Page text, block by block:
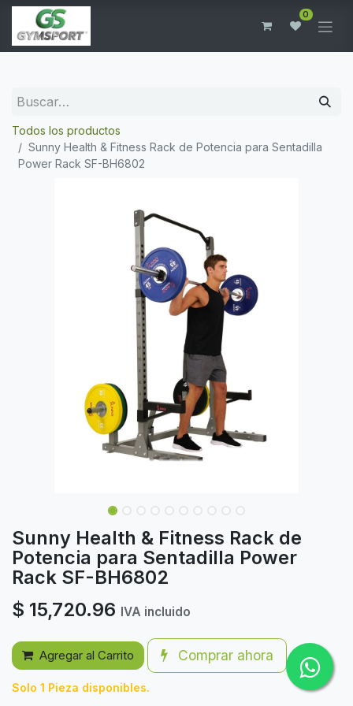
0
Todos los productos
Sunny Health & Fitness Rack de Potencia para Sentadilla
Power Rack SF-BH6802
Sunny Health & Fitness Rack de
Potencia para Sentadilla Power
Rack SF-BH6802
$ 15,720.96 IVA incluido
Agregar al Carrito Comprar ahora
Solo 1 Pieza disponibles.